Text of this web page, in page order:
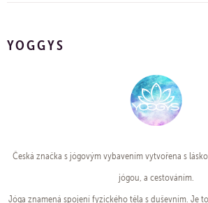
YOGGYS
Česká značka s jógovým vybavením vytvořena s
jógou, a cestováním.
Jóga znamená spojení fyzického těla s duševním. Je